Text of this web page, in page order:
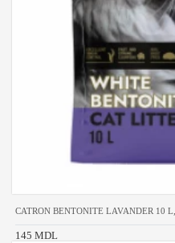
CATRON BENTONITE LAVANDER
145 MDL